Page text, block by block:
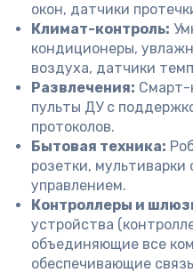
окон, датчики
Климат-контроль:
кондиционеры,
воздуха, датчики
Развлечения: Смарт-
пульты ДУ с
протоколов.
Бытовая техника:
розетки,
управлением.
Контроллеры и
устройства
объединяющие все
обеспечивающие